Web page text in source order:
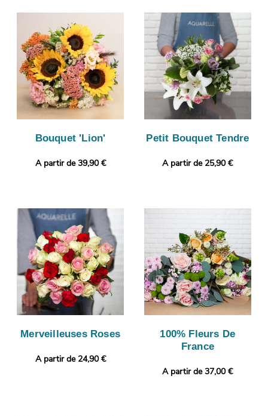
Bouquet 'Lion'
A partir de 39,90 €
Petit Bouquet Tendre
A partir de 25,90 €
Merveilleuses Roses
A partir de 24,90 €
100% Fleurs De
France
A partir de 37,00 €